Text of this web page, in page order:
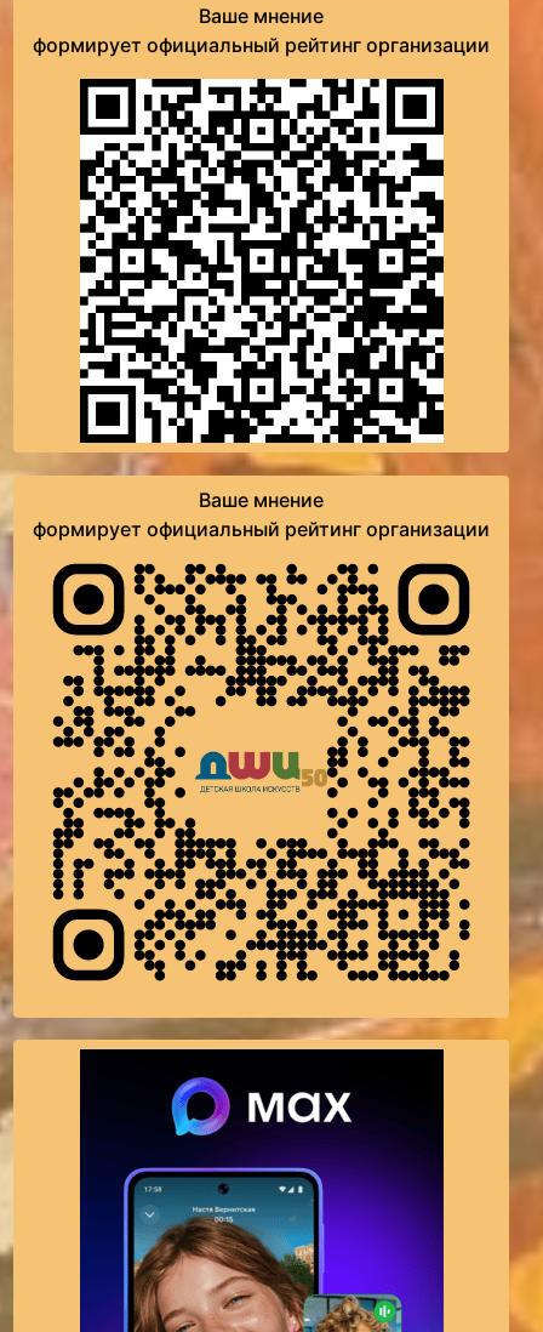
Ваше мнение
формирует официальный рейтинг организации
Ваше мнение
формирует официальный рейтинг организации